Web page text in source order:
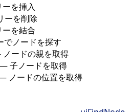
を挿入
ーを削除
を結合
ノードを探す
ードの親を取得
— 子ノードを取得
ノードの位置を取得